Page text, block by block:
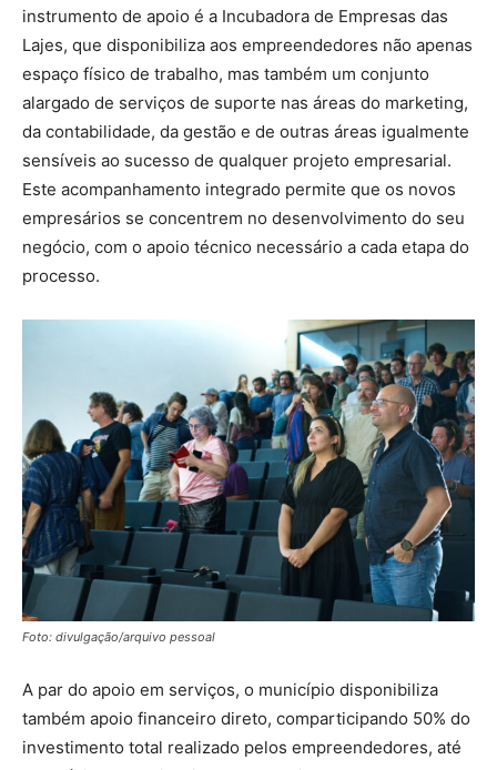
instrumento de apoio é a Incubadora de Empresas das
Lajes, que disponibiliza aos empreendedores não apenas
espaço físico de trabalho, mas também um conjunto
alargado de serviços de suporte nas áreas do marketing,
da contabilidade, da gestão e de outras áreas igualmente
sensíveis ao sucesso de qualquer projeto empresarial.
Este acompanhamento integrado permite que os novos
empresários se concentrem no desenvolvimento do seu
negócio, com o apoio técnico necessário a cada etapa do
processo.
Foto: divulgação/arquivo pessoal
A par do apoio em serviços, o município disponibiliza
também apoio financeiro direto, comparticipando 50% do
investimento total realizado pelos empreendedores, até